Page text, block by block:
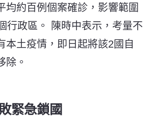
均約百例個案確診，影響範圍
行政區。 陳時中表示，考量不
本土疫情，即日起將該2國自
除。
緊急鎖國